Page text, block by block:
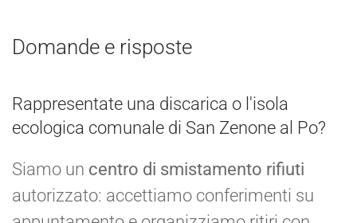
Domande e risposte
Rappresentate una discarica o l'isola
ecologica comunale di San Zenone al Po?
Siamo un centro di smistamento rifiuti
autorizzato: accettiamo conferimenti su